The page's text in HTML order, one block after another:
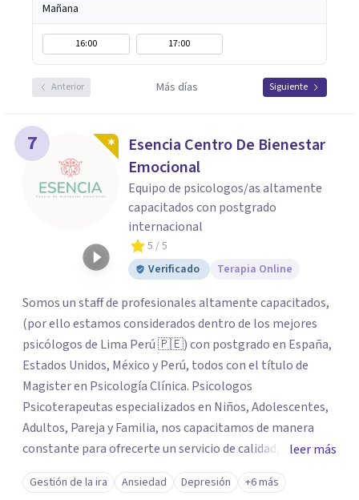
Mañana
16:00 17:00
Anterior Más días Siguiente
7
Esencia Centro De Bienestar
Emocional
Equipo de psicologos/as altamente
capacitados con postgrado
internacional
5 / 5
Verificado
Terapia Online
Somos un staff de profesionales altamente capacitados,
(por ello estamos considerados dentro de los mejores
psicólogos de Lima Perú 🇵🇪) con postgrado en España,
Estados Unidos, México y Perú, todos con el título de
Magister en Psicología Clínica. Psicologos
Psicoterapeutas especializados en Niños, Adolescentes,
Adultos, Pareja y Familia, nos capacitamos de manera
constante para ofrecerte un servicio de calidad, todo el
equipo se esfuerza mucho por brindarte el apoyo que
tanto necesitas, acompañarte desde el lado humano y
leer más
Gestión de la ira Ansiedad Depresión +6 más